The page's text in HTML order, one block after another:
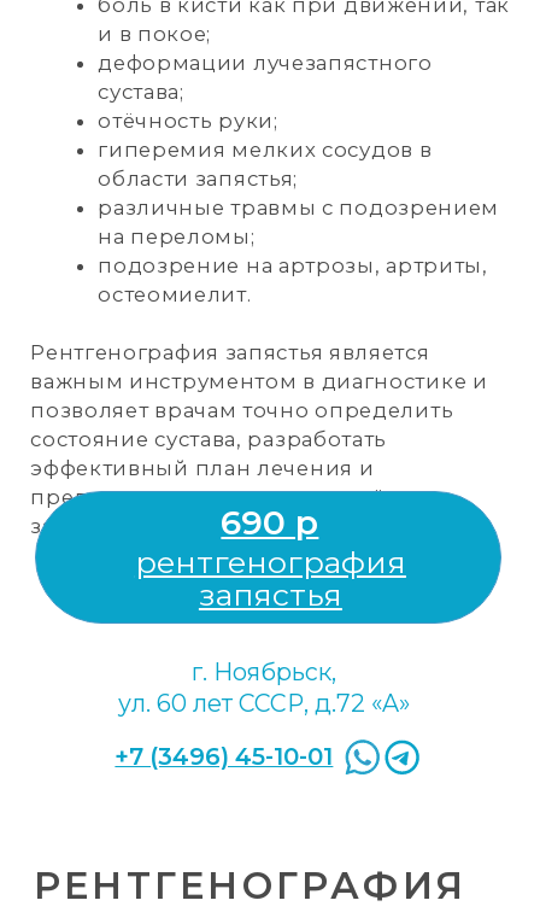
в суставах.
Рентгенография ключицы является
важным инструментом в диагностике
и позволяет врачам точно определить
состояние костной ткани, разработать
и предотвратить развитие серьёзных
заболеваний.
550 р
рентгенография
ключицы
+7 (3496) 45-10-01
ул. 60 лет СССР, д.72 «A»
РЕНТГЕНОГРАФИЯ
КОЛЕННОГО
СУСТАВА
С помощью рентгенографии можно
деформации костей (врождённые
аномалии развития, неправильно
Это информативный метод диагностики,
который позволяет получить детальные
помощью рентгеновских лучей. Этот
метод широко применяется в
медицинской практике для выявления